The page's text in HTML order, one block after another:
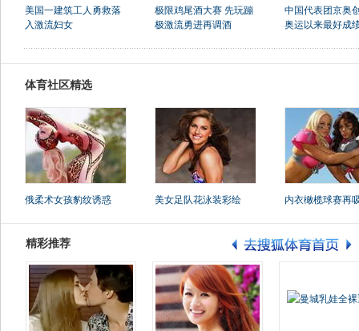
美国一建筑工人勇救落
入激流妇女
极限鸡尾酒大赛 先玩蹦
极激流勇进再调酒
中国代表团京奥
奥运以来最好成
体育社区精选
俄柔术女孩豹纹诱惑 美女足队花泳装彩绘 内衣橄榄球赛再
精彩推荐